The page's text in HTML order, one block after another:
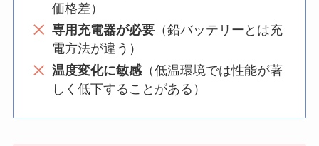
価格差）
専用充電器が必要（鉛バッテリーとは充
電方法が違う）
温度変化に敏感（低温環境では性能が著
しく低下することがある）